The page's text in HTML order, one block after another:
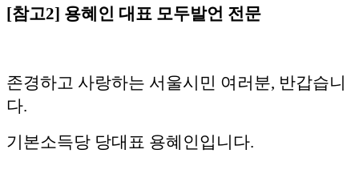
[참고2] 용혜인 대표 모두발언 전문
존경하고 사랑하는 서울시민 여러분, 반갑습니
다.
기본소득당 당대표 용혜인입니다.